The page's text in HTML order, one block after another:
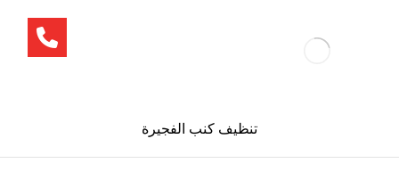
تنظيف كنب الفجيرة